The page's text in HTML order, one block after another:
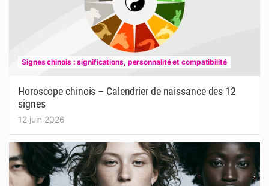
Signes chinois : significations, personnalité et compatibilité
Horoscope chinois – Calendrier de naissance des 12
signes
12 juin 2026